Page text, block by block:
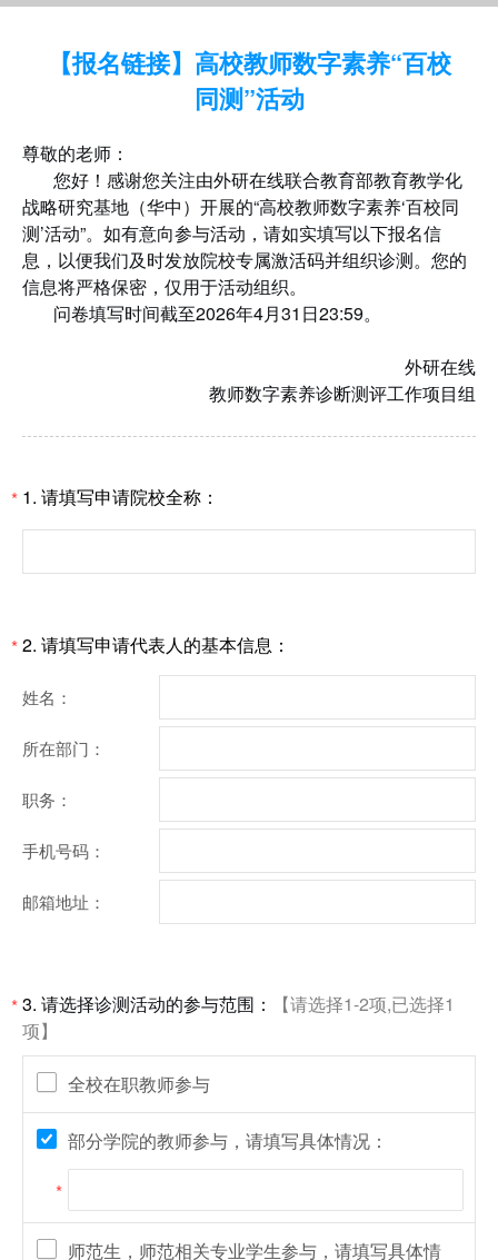
【报名链接】高校教师数字素养“百校
同测”活动
尊敬的老师：
您好！感谢您关注由外研在线联合教育部教育教学化
战略研究基地（华中）开展的“高校教师数字素养‘百校同
测’活动”。如有意向参与活动，请如实填写以下报名信
息，以便我们及时发放院校专属激活码并组织诊测。您的
信息将严格保密，仅用于活动组织。
问卷填写时间截至2026年4月31日23:59。
外研在线
教师数字素养诊断测评工作项目组
* 1. 请填写申请院校全称：
*2. 请填写申请代表人的基本信息：
姓名：
所在部门：
职务：
手机号码：
邮箱地址：
*3. 请选择诊测活动的参与范围：
【请选择1-2项,已选择1
项】
全校在职教师参与
部分学院的教师参与，请填写具体情况：
*
师范生，师范相关专业学生参与，请填写具体情